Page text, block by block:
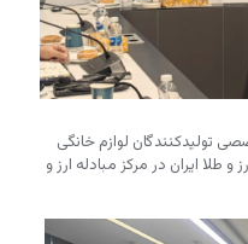
لوازم خانگی
طلا ایران در مرکز مبادله ارز و